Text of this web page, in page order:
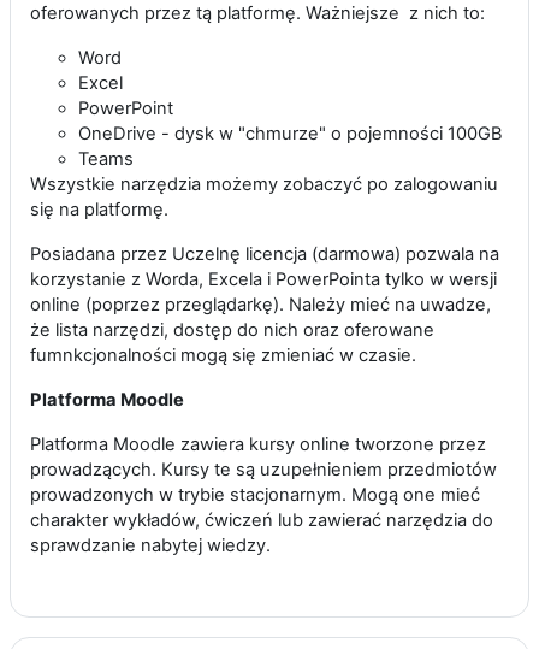
oferowanych przez tą platformę. Ważniejsze z nich to:
Word
Excel
PowerPoint
OneDrive - dysk w "chmurze" o pojemności 100GB
Teams
Wszystkie narzędzia możemy zobaczyć po zalogowaniu
się na platformę.
Posiadana przez Uczelnę licencja (darmowa) pozwala na
korzystanie z Worda, Excela i PowerPointa tylko w wersji
online (poprzez przeglądarkę). Należy mieć na uwadze,
że lista narzędzi, dostęp do nich oraz oferowane
fumnkcjonalności mogą się zmieniać w czasie.
Platforma Moodle
Platforma Moodle zawiera kursy online tworzone przez
prowadzących. Kursy te są uzupełnieniem przedmiotów
prowadzonych w trybie stacjonarnym. Mogą one mieć
charakter wykładów, ćwiczeń lub zawierać narzędzia do
sprawdzanie nabytej wiedzy.